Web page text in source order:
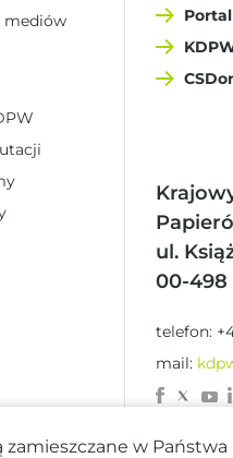
mediów
Portal
ul.
00-498
telefon:
mail:
w